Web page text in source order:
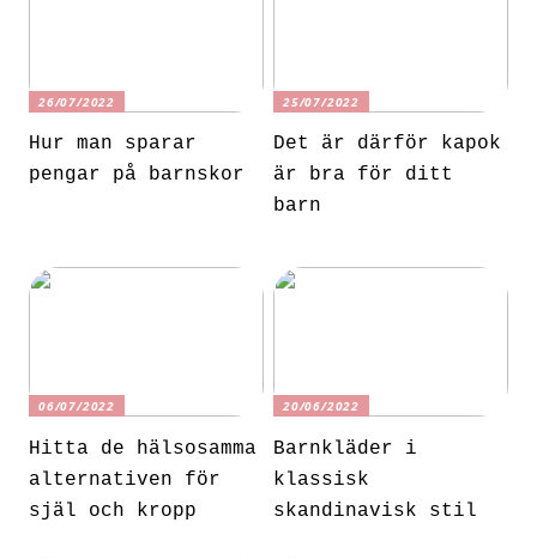
26/07/2022
Hur man sparar
pengar på barnskor
25/07/2022
Det är därför kapok
är bra för ditt
barn
06/07/2022
Hitta de hälsosamma
alternativen för
själ och kropp
20/06/2022
Barnkläder i
klassisk
skandinavisk stil